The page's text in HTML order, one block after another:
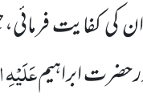
کی کفایت
حضرت ابراہیمعَلَیْہِ